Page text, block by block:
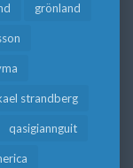
grönland
strandberg
qasigiannguit